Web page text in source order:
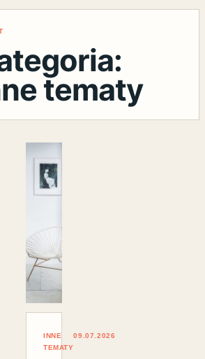
tematy
INNE
TEMATY
09.07.2026